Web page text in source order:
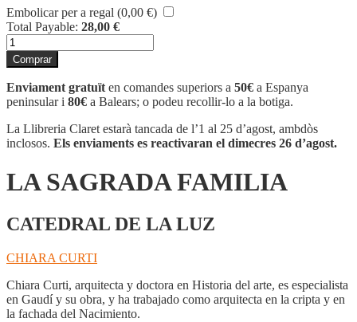
Embolicar per a regal (0,00 €)
Total Payable: 28,00 €
quantitat
de
LA
SAGRADA
FAMILIA
Comprar
Enviament gratuït en comandes superiors a 50€ a Espanya
peninsular i 80€ a Balears; o podeu recollir-lo a la botiga.
La Llibreria Claret estarà tancada de l’1 al 25 d’agost, ambdòs
inclosos. Els enviaments es reactivaran el dimecres 26 d’agost.
LA SAGRADA FAMILIA
CATEDRAL DE LA LUZ
CHIARA CURTI
Chiara Curti, arquitecta y doctora en Historia del arte, es especialista
en Gaudí y su obra, y ha trabajado como arquitecta en la cripta y en
la fachada del Nacimiento.